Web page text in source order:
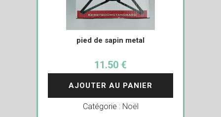
pied de sapin metal
11.50 €
AJOUTER AU PANIER
Catégorie : Noël